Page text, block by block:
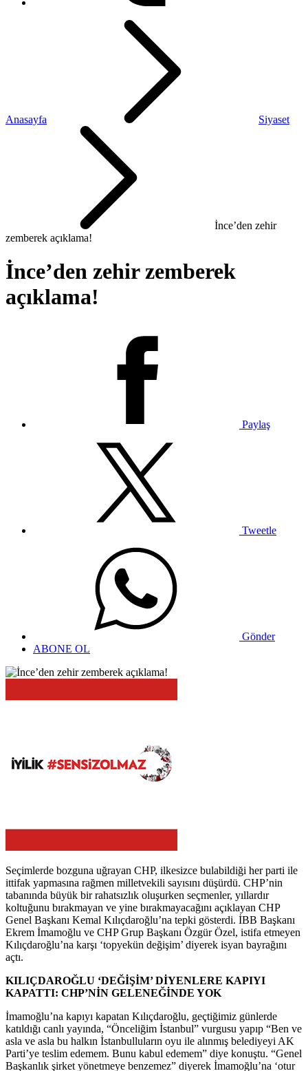
Anasayfa Siyaset
İnce’den zehir
zemberek açıklama!
İnce’den zehir zemberek
açıklama!
Paylaş
Tweetle
Gönder
ABONE OL
Seçimlerde bozguna uğrayan CHP, ilkesizce bulabildiği her parti ile
ittifak yapmasına rağmen milletvekili sayısını düşürdü. CHP’nin
tabanında büyük bir rahatsızlık oluşurken seçmenler, yıllardır
koltuğunu bırakmayan ve yine bırakmayacağını açıklayan CHP
Genel Başkanı Kemal Kılıçdaroğlu’na tepki gösterdi. İBB Başkanı
Ekrem İmamoğlu ve CHP Grup Başkanı Özgür Özel, istifa etmeyen
Kılıçdaroğlu’na karşı ‘topyekün değişim’ diyerek isyan bayrağını
açtı.
KILIÇDAROĞLU ‘DEĞİŞİM’ DİYENLERE KAPIYI
KAPATTI: CHP’NİN GELENEĞİNDE YOK
İmamoğlu’na kapıyı kapatan Kılıçdaroğlu, geçtiğimiz günlerde
katıldığı canlı yayında, “Önceliğim İstanbul” vurgusu yapıp “Ben ve
asla ve asla bu halkın İstanbulluların oyu ile alınmış belediyeyi AK
Parti’ye teslim edemem. Bunu kabul edemem” diye konuştu. “Genel
Başkanlık şirket yönetmeye benzemez” diyerek İmamoğlu’na ‘otur